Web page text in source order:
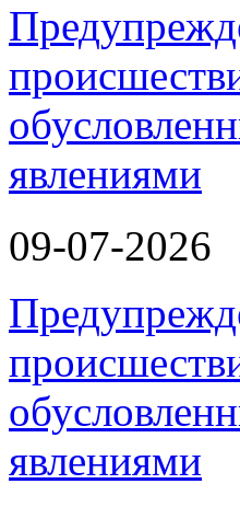
явлениями
09-07-2026
явлениями